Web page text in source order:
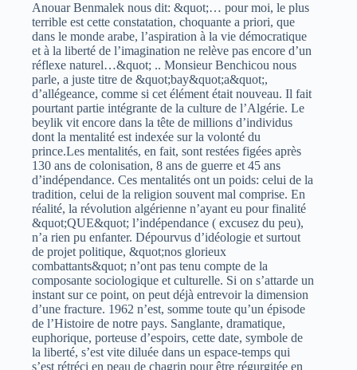
Anouar Benmalek nous dit: &quot;… pour moi, le plus
terrible est cette constatation, choquante a priori, que
dans le monde arabe, l’aspiration à la vie démocratique
et à la liberté de l’imagination ne relève pas encore d’un
réflexe naturel…&quot; .. Monsieur Benchicou nous
parle, a juste titre de &quot;bay&quot;a&quot;,
d’allégeance, comme si cet élément était nouveau. Il fait
pourtant partie intégrante de la culture de l’Algérie. Le
beylik vit encore dans la tête de millions d’individus
dont la mentalité est indexée sur la volonté du
prince.Les mentalités, en fait, sont restées figées après
130 ans de colonisation, 8 ans de guerre et 45 ans
d’indépendance. Ces mentalités ont un poids: celui de la
tradition, celui de la religion souvent mal comprise. En
réalité, la révolution algérienne n’ayant eu pour finalité
&quot;QUE&quot; l’indépendance ( excusez du peu),
n’a rien pu enfanter. Dépourvus d’idéologie et surtout
de projet politique, &quot;nos glorieux
combattants&quot; n’ont pas tenu compte de la
composante sociologique et culturelle. Si on s’attarde un
instant sur ce point, on peut déjà entrevoir la dimension
d’une fracture. 1962 n’est, somme toute qu’un épisode
de l’Histoire de notre pays. Sanglante, dramatique,
euphorique, porteuse d’espoirs, cette date, symbole de
la liberté, s’est vite diluée dans un espace-temps qui
s’est rétréci en peau de chagrin pour être régurgitée en